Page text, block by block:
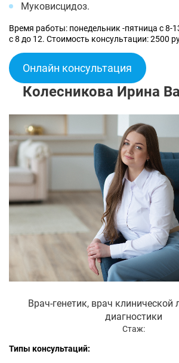
Муковисцидоз.
Время работы: понедельник -пятница с 8-
с 8 до 12. Стоимость консультации: 2500
Онлайн консультация
Колесникова Ирина
Врач-генетик, врач клинической
диагностики
Стаж:
Типы консультаций: